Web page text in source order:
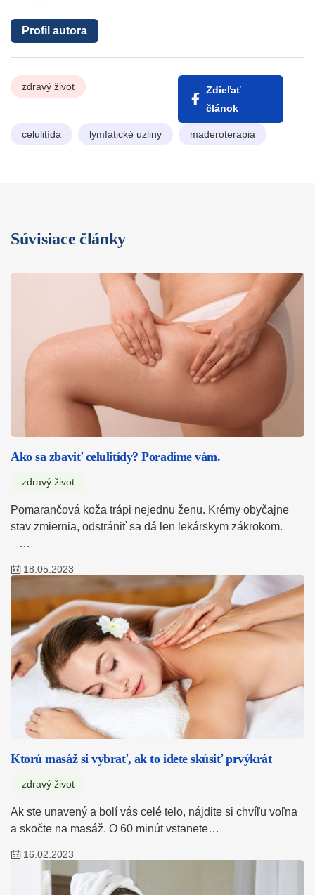
Profil autora
zdravý život
Zdieľať
článok
celulitída lymfatické uzliny maderoterapia
Súvisiace články
Ako sa zbaviť celulitídy? Poradíme vám.
zdravý život
Pomarančová koža trápi nejednu ženu. Krémy obyčajne
stav zmiernia, odstrániť sa dá len lekárskym zákrokom.
…
18.05.2023
Ktorú masáž si vybrať, ak to idete skúsiť prvýkrát
zdravý život
Ak ste unavený a bolí vás celé telo, nájdite si chvíľu voľna
a skočte na masáž. O 60 minút vstanete…
16.02.2023